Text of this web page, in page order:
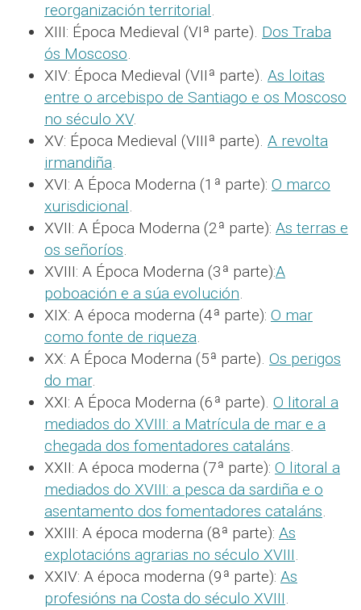
reorganización territorial.
XIII: Época Medieval (VIª parte). Dos Traba
ós Moscoso.
XIV: Época Medieval (VIIª parte). As loitas
entre o arcebispo de Santiago e os Moscoso
no século XV.
XV: Época Medieval (VIIIª parte). A revolta
irmandiña.
XVI: A Época Moderna (1ª parte): O marco
xurisdicional.
XVII: A Época Moderna (2ª parte): As terras e
os señoríos.
XVIII: A Época Moderna (3ª parte):A
poboación e a súa evolución.
XIX: A época moderna (4ª parte): O mar
como fonte de riqueza.
XX: A Época Moderna (5ª parte). Os perigos
do mar.
XXI: A Época Moderna (6ª parte). O litoral a
mediados do XVIII: a Matrícula de mar e a
chegada dos fomentadores cataláns.
XXII: A época moderna (7ª parte): O litoral a
mediados do XVIII: a pesca da sardiña e o
asentamento dos fomentadores cataláns.
XXIII: A época moderna (8ª parte): As
explotacións agrarias no século XVIII.
XXIV: A época moderna (9ª parte): As
profesións na Costa do século XVIII.